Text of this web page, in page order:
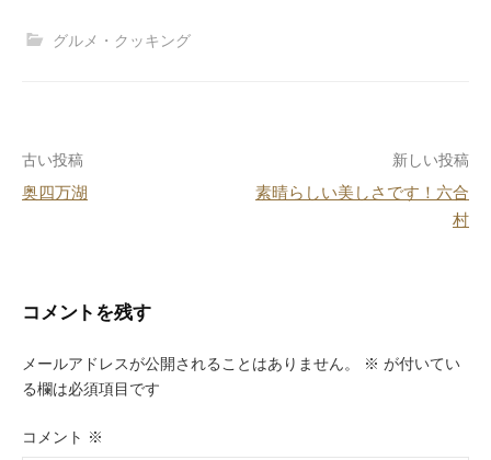
c
o
k
e
グルメ・クッキング
投
稿
ゲ
ー
シ
ョ
古い投稿
奥四万湖
新しい投稿
素晴らしい美しさです！六合
村
コメントを残す
メールアドレスが公開されることはありません。 ※ が付いてい
る欄は必須項目です
コメント ※